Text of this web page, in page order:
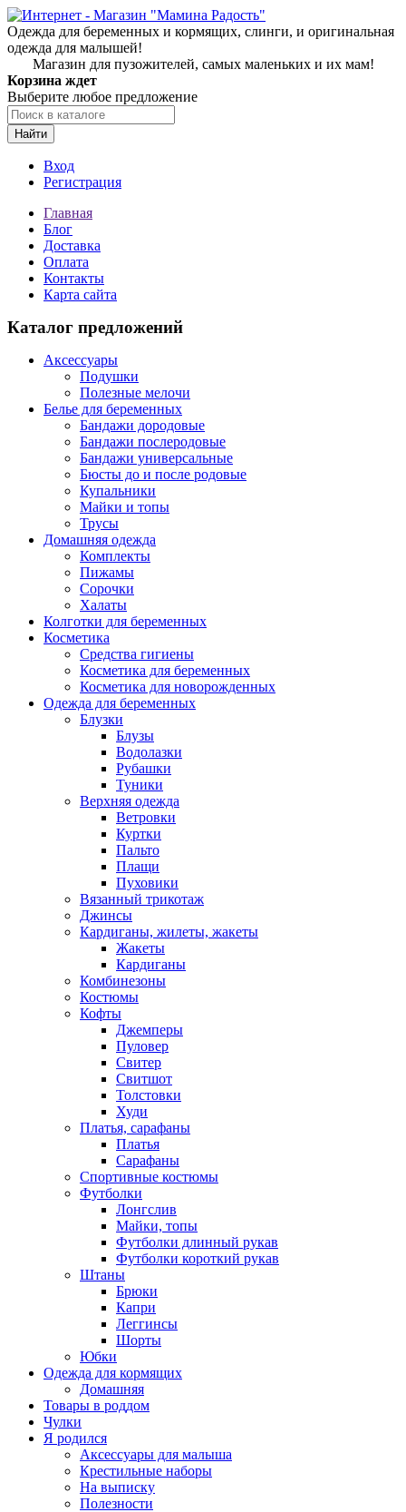
Одежда для беременных и кормящих, слинги, и оригинальная
одежда для малышей!
Магазин для пузожителей, самых маленьких и их мам!
Корзина ждет
Выберите любое предложение
Найти
Вход
Регистрация
Главная
Блог
Доставка
Оплата
Контакты
Карта сайта
Каталог предложений
Аксессуары
Подушки
Полезные мелочи
Белье для беременных
Бандажи дородовые
Бандажи послеродовые
Бандажи универсальные
Бюсты до и после родовые
Купальники
Майки и топы
Трусы
Домашняя одежда
Комплекты
Пижамы
Сорочки
Халаты
Колготки для беременных
Косметика
Cредства гигиены
Косметика для беременных
Косметика для новорожденных
Одежда для беременных
Блузки
Блузы
Водолазки
Рубашки
Туники
Верхняя одежда
Ветровки
Куртки
Пальто
Плащи
Пуховики
Вязанный трикотаж
Джинсы
Кардиганы, жилеты, жакеты
Жакеты
Кардиганы
Комбинезоны
Костюмы
Кофты
Джемперы
Пуловер
Свитер
Свитшот
Толстовки
Худи
Платья, сарафаны
Платья
Сарафаны
Спортивные костюмы
Футболки
Лонгслив
Майки, топы
Футболки длинный рукав
Футболки короткий рукав
Штаны
Брюки
Капри
Леггинсы
Шорты
Юбки
Одежда для кормящих
Домашняя
Товары в роддом
Чулки
Я родился
Аксессуары для малыша
Крестильные наборы
На выписку
Полезности